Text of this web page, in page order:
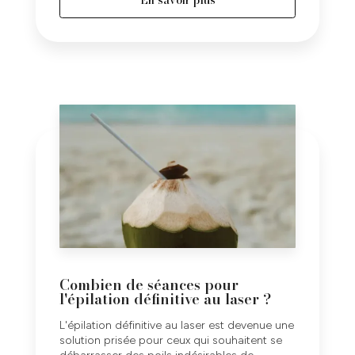
Combien de séances pour
l'épilation définitive au laser ?
L'épilation définitive au laser est devenue une
solution prisée pour ceux qui souhaitent se